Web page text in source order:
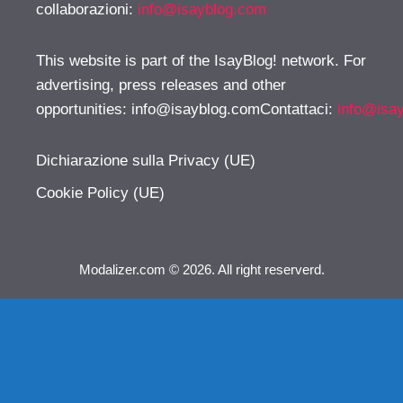
collaborazioni: info@isayblog.com
This website is part of the IsayBlog! network. For
advertising, press releases and other
opportunities: info@isayblog.comContattaci:
Dichiarazione sulla Privacy (UE)
Cookie Policy (UE)
Modalizer.com © 2026. All right reserverd.